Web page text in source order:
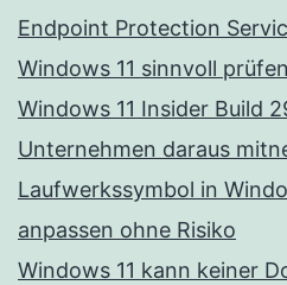
Endpoint Protection
Windows 11 sinnvoll prüfen
Windows 11 Insider Build
Unternehmen daraus
Laufwerkssymbol in
anpassen ohne Risiko
Windows 11 kann keiner